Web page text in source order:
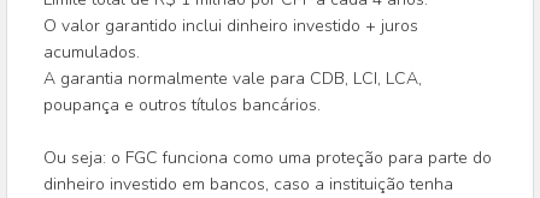
O valor garantido inclui dinheiro investido + juros
acumulados.
A garantia normalmente vale para CDB, LCI, LCA,
poupança e outros títulos bancários.
Ou seja: o FGC funciona como uma proteção para parte do
dinheiro investido em bancos, caso a instituição tenha